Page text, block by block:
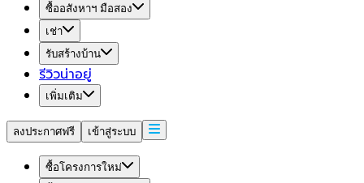
ซื้ออสังหาฯ มือสอง
เช่า
รับสร้างบ้าน
รีวิวน่าอยู่
เพิ่มเติม
ลงประกาศฟรี เข้าสู่ระบบ
ซื้อโครงการใหม่